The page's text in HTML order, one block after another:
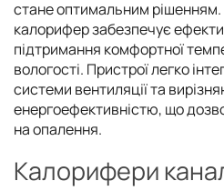
стане оптимальним рішенням.
калорифер забезпечує
підтримання комфортної
вологості. Пристрої легко
системи вентиляції та
енергоефективністю, що
на опалення.
Калорифери